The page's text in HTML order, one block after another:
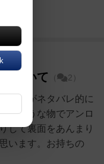
登録
ついて （ 2）
ですがネタバレ的に
じような物でアンロ
して裏面をあんまり
います。お持ちの